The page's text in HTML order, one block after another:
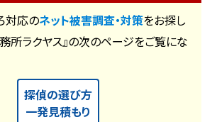
対応のネット被害調査・対策をお探し
所ラクヤス』の次のページをご覧にな
探偵の選び方
一発見積もり